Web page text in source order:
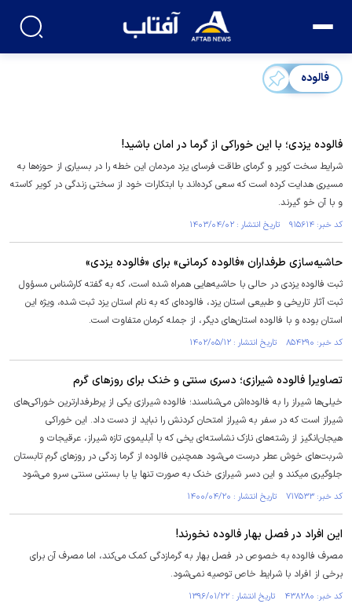
فالوده
فالوده یزدی؛ با این خوراکی از گرما در امان باشید!
شرایط سخت کویر و گرمای طاقت فرسای یزد مردمان این خطه را در بسیاری از حوزه‌ها به
مسیری هدایت کرده است که سعی کرده‌اند با ابتکارات خود از سختی زندگی در کویر کاسته
و با آن خو گیرند.
کد خبر: ۹۱۵۶۱۴ تاریخ انتشار : ۱۴۰۳/۰۴/۰۲
حاشیه‌سازی طرفداران «فالوده کرمانی» برای «فالوده یزدی»
ثبت فالوده یزدی در حالی با حاشیه‌هایی همراه شده است، که به گفته کارشناس مسؤول
ثبت آثار تاریخی و طبیعی استان یزد، فالوده‌ای که به نام استان یزد ثبت شده، ویژه این
استان بوده و با فالوده استان‌های دیگر، از جمله کرمان متفاوت است.
کد خبر: ۸۵۴۲۹۰ تاریخ انتشار : ۱۴۰۲/۰۵/۱۲
تصاویر| فالوده شیرازی؛ دسری سنتی و خنک برای روز‌های گرم
خیلی‌ها شیراز را به فالوده‌اش می‌شناسند؛ فالوده شیرازی یکی از پرطرفدارترین خوراکی‌های
شیراز است که در سفر به شیراز امتحان کردنش را نباید از دست داد. این خوراکی
هیجان‌انگیز از رشته‌های نازک نشاسته‌ای یخی که با آبلیموی تازه شیراز، عرقیجات و
شربت‌های خوش عطر درست می‌شود همچنین فالوده از گرما زدگی در روز‌های گرم تابستان
جلوگیری میکند و این دسر شیرازی خنک به صورت تنها یا با بستنی سنتی سرو می‌شود
کد خبر: ۷۱۷۵۳۳ تاریخ انتشار : ۱۴۰۰/۰۴/۲۰
این افراد در فصل بهار فالوده نخورند!
مصرف فالوده به خصوص در فصل بهار به گرمازدگی کمک می‌کند، اما مصرف آن برای
برخی از افراد با شرایط خاص توصیه نمی‌شود.
کد خبر: ۴۳۸۲۸۰ تاریخ انتشار : ۱۳۹۶/۰۱/۲۲